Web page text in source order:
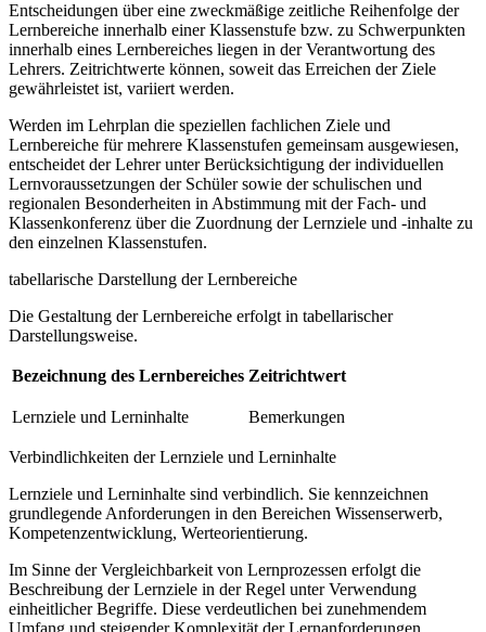
Entscheidungen über eine zweckmäßige zeitliche Reihenfolge der
Lernbereiche innerhalb einer Klassenstufe bzw. zu Schwerpunkten
innerhalb eines Lernbereiches liegen in der Verantwortung des
Lehrers. Zeitrichtwerte können, soweit das Erreichen der Ziele
gewährleistet ist, variiert werden.
Werden im Lehrplan die speziellen fachlichen Ziele und
Lernbereiche für mehrere Klassenstufen gemeinsam ausgewiesen,
entscheidet der Lehrer unter Berücksichtigung der individuellen
Lernvoraussetzungen der Schüler sowie der schulischen und
regionalen Besonderheiten in Abstimmung mit der Fach- und
Klassenkonferenz über die Zuordnung der Lernziele und -inhalte zu
den einzelnen Klassenstufen.
tabellarische Darstellung der Lernbereiche
Die Gestaltung der Lernbereiche erfolgt in tabellarischer
Darstellungsweise.
Bezeichnung des Lernbereiches Zeitrichtwert
Lernziele und Lerninhalte Bemerkungen
Verbindlichkeiten der Lernziele und Lerninhalte
Lernziele und Lerninhalte sind verbindlich. Sie kennzeichnen
grundlegende Anforderungen in den Bereichen Wissenserwerb,
Kompetenzentwicklung, Werteorientierung.
Im Sinne der Vergleichbarkeit von Lernprozessen erfolgt die
Beschreibung der Lernziele in der Regel unter Verwendung
einheitlicher Begriffe. Diese verdeutlichen bei zunehmendem